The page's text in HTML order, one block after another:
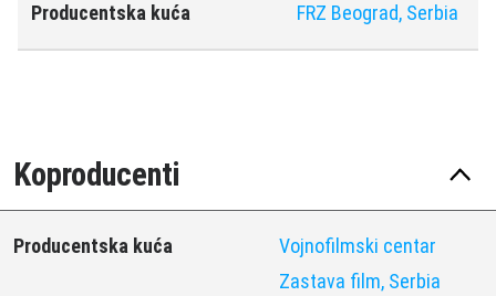
Producentska kuća FRZ Beograd, Serbia
Koproducenti
Producentska kuća
Vojnofilmski centar
Zastava film, Serbia